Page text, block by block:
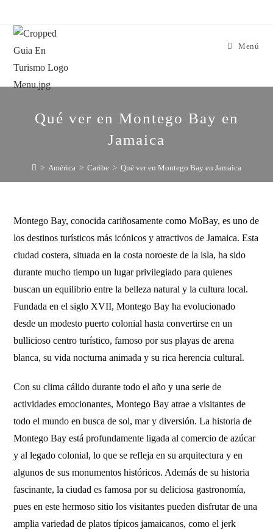
Menú
Qué ver en Montego Bay en
Jamaica
> América > Caribe > Qué ver en Montego Bay en Jamaica
Montego Bay, conocida cariñosamente como MoBay, es uno de
los destinos turísticos más icónicos y atractivos de Jamaica. Esta
ciudad costera, situada en la costa noroeste de la isla, ha sido
durante mucho tiempo un lugar privilegiado para quienes
buscan un equilibrio entre la belleza natural y la cultura local.
Fundada en el siglo XVII, Montego Bay ha evolucionado
desde un modesto puerto colonial hasta convertirse en un
bullicioso centro turístico, famoso por sus playas de arena
blanca, su vida nocturna animada y su rica herencia cultural.
Con su clima cálido durante todo el año y una serie de
actividades emocionantes, Montego Bay atrae a visitantes de
todo el mundo en busca de sol, mar y diversión. La historia de
Montego Bay está profundamente ligada al comercio de azúcar
y al legado colonial, lo que se refleja en su arquitectura y en
algunos de sus monumentos históricos. Además de su historia
fascinante, la ciudad es famosa por su deliciosa gastronomía,
pues en este hermoso sitio los visitantes pueden disfrutar de una
amplia variedad de platos típicos jamaicanos, como el jerk